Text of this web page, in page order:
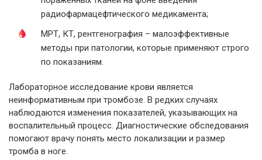
радиофармацефтического медикамента;
МРТ, КТ, рентгенография – малоэффективные
методы при патологии, которые применяют строго
по показаниям.
Лабораторное исследование крови является
неинформативным при тромбозе. В редких случаях
наблюдаются изменения показателей, указывающих на
воспалительный процесс. Диагностические обследования
помогают врачу понять место локализации и размер
тромба в ноге.